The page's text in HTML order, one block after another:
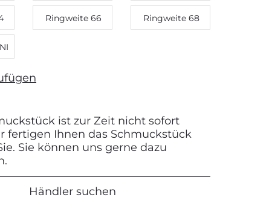
Ringweite 66 Ringweite 68
ist zur Zeit nicht sofort
fertigen Ihnen das Schmuckstück
Sie können uns gerne dazu
Händler suchen